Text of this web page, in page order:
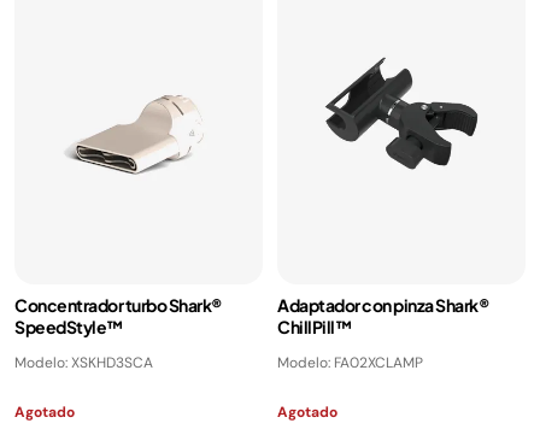
Concentrador turbo Shark®
SpeedStyle™
Modelo: XSKHD3SCA
Agotado
Adaptador con pinza Shark®
ChillPill™
Modelo: FA02XCLAMP
Agotado